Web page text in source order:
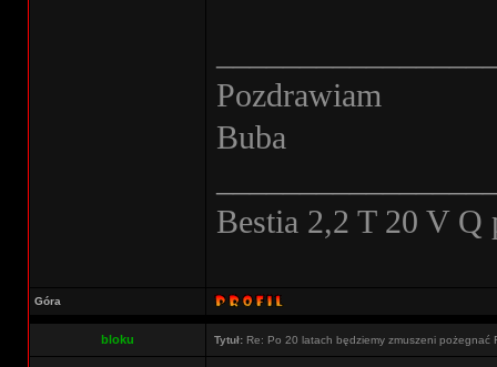
Pozdrawiam
Buba
Bestia 2,2 T 20 V Q
Góra
bloku Tytuł: Re: Po 20 latach będziemy zmuszeni pożegnać